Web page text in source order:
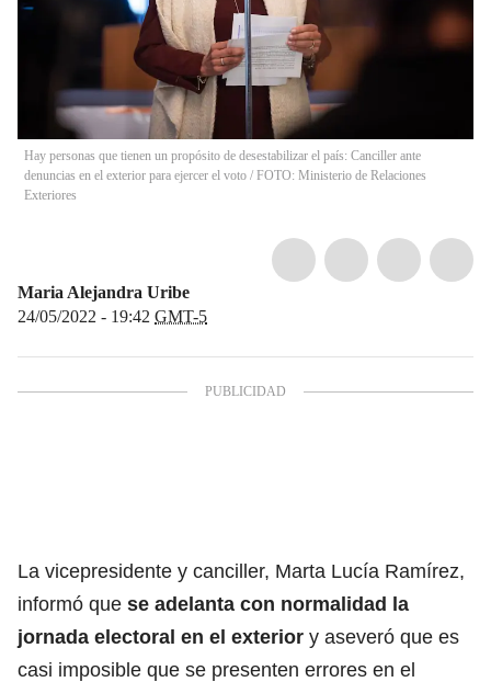
Hay personas que tienen un propósito de desestabilizar el país: Canciller ante
denuncias en el exterior para ejercer el voto / FOTO: Ministerio de Relaciones
Exteriores
Maria Alejandra Uribe
24/05/2022 - 19:42 GMT-5
La vicepresidente y canciller, Marta Lucía Ramírez,
informó que se adelanta con normalidad la
jornada electoral en el exterior y aseveró que es
casi imposible que se presenten errores en el